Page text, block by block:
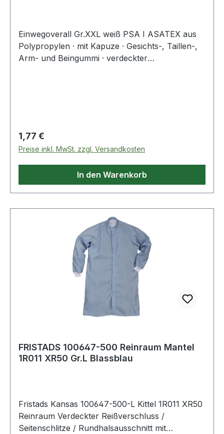
Einwegoverall Gr.XXL weiß PSA I ASATEX aus
Polypropylen · mit Kapuze · Gesichts-, Taillen-,
Arm- und Beingummi · verdeckter
Regulärer Preis:
1,77 €
Preise inkl. MwSt. zzgl. Versandkosten
In den Warenkorb
FRISTADS 100647-500 Reinraum Mantel
1R011 XR50 Gr.L Blassblau
Fristads Kansas 100647-500-L Kittel 1R011 XR50
Reinraum Verdeckter Reißverschluss /
Seitenschlitze / Rundhalsausschnitt mit